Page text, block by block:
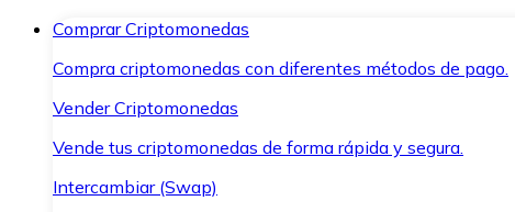
Comprar Criptomonedas
Compra criptomonedas con diferentes métodos de pago.
Vender Criptomonedas
Vende tus criptomonedas de forma rápida y segura.
Intercambiar (Swap)